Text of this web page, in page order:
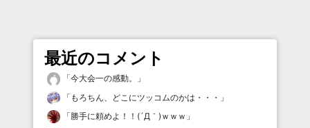
最近のコメント
「今大会一の感動。
」
「 もろちん、どこにツッコムのかは・・・ 」
「勝手に頼めよ！！(´Д｀)ｗｗｗ 」